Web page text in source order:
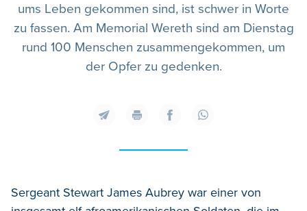
ums Leben gekommen sind, ist schwer in Worte
zu fassen. Am Memorial Wereth sind am Dienstag
rund 100 Menschen zusammengekommen, um
der Opfer zu gedenken.
Sergeant Stewart James Aubrey war einer von